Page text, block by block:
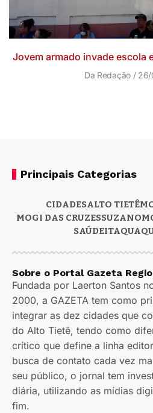
Jovem armado invade escola
Da Redação 26/
Principais Categorias
CIDADESALTO TIETÊ
MOGI DAS CRUZESSUZANO
SAÚDE
Sobre o Portal Gazeta
Fundada por Laerton Santos
2000, a GAZETA tem como
integrar as dez cidades que
do Alto Tietê, tendo como
crítico que define a linha
busca de contato cada vez
seu público, o jornal tem
diária, utilizando as mídias
fim.